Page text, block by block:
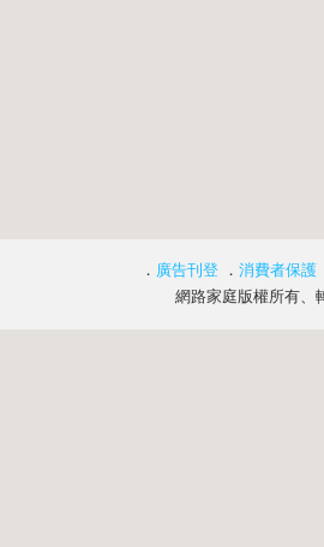
． 廣告刊登 ． 消費者保護
網路家庭版權所有、